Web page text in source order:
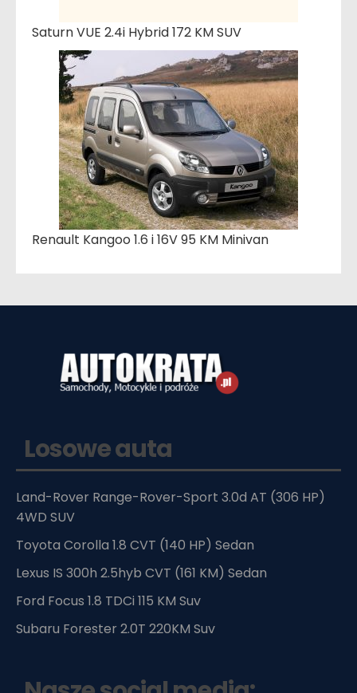
Saturn VUE 2.4i Hybrid 172 KM SUV
Renault Kangoo 1.6 i 16V 95 KM Minivan
Losowe auta
Land-Rover Range-Rover-Sport 3.0d AT (306 HP)
4WD SUV
Toyota Corolla 1.8 CVT (140 HP) Sedan
Lexus IS 300h 2.5hyb CVT (161 KM) Sedan
Ford Focus 1.8 TDCi 115 KM Suv
Subaru Forester 2.0T 220KM Suv